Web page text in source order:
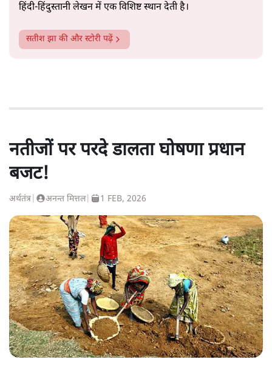
हिंदी‑हिंदुस्तानी लेखन में एक विशिष्ट स्थान देती है।
सतीश झा की और स्टोरी पढ़ें
नतीजों पर परदे डालता घोषणा प्रधान
बजट!
अर्थतंत्र अनन्त मित्तल| 1 FEB, 2026